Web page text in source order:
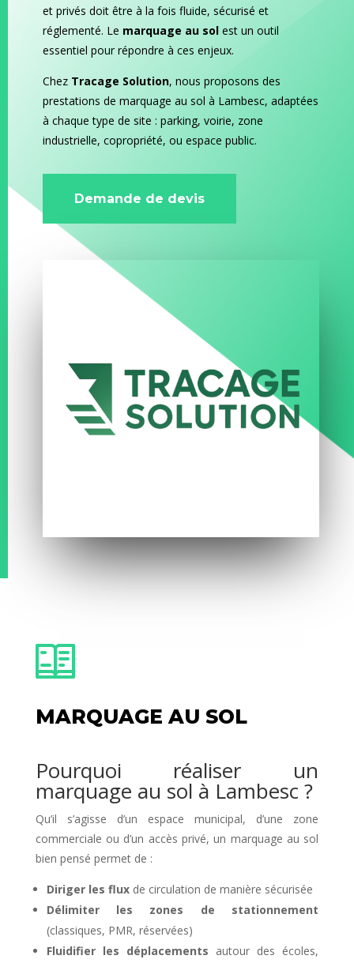
et privés doit être à la fois fluide, sécurisé et
réglementé. Le marquage au solest un outil
essentiel pour répondre à ces enjeux.
Chez Tracage Solution, nous proposons des
prestations de marquage au sol à Lambesc, adaptées
à chaque type de site : parking, voirie, zone
industrielle, copropriété, ou espace public.
Demande de devis
MARQUAGE AU SOL
Pourquoi réaliser un
marquage au sol à Lambesc ?
Qu’il s’agisse d’un espace municipal, d’une zone
commerciale ou d’un accès privé, un marquage au sol
bien pensé permet de :
Diriger les fluxde circulation de manière sécurisée
Délimiter les zones de stationnement
(classiques, PMR, réservées)
Fluidifier les déplacements autour des écoles,